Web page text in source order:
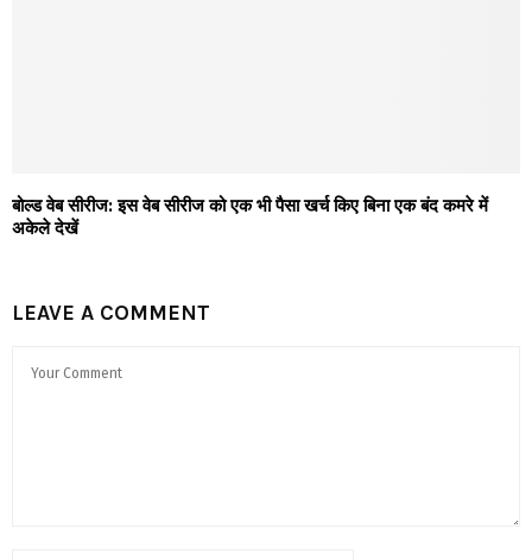
बोल्ड वेब सीरीज: इस वेब सीरीज को एक भी पैसा खर्च किए बिना एक बंद कमरे में
अकेले देखें
LEAVE A COMMENT